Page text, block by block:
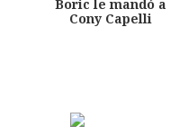
Boric le mandó a
Cony Capelli